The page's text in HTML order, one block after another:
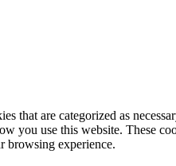
are categorized as
you use this website. These
browsing experience.